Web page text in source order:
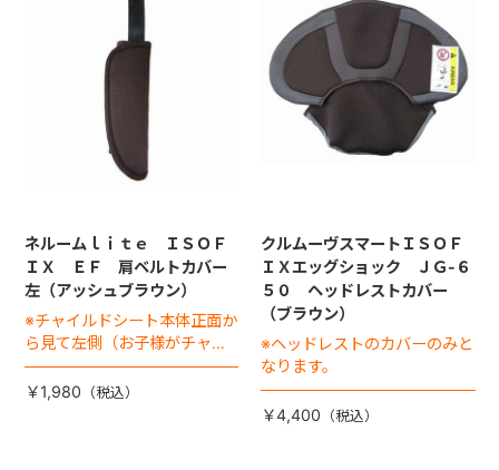
ネルームｌｉｔｅ ＩＳＯＦ
ＩＸ ＥＦ 肩ベルトカバー
左（アッシュブラウン）
※チャイルドシート本体正面か
ら見て左側（お子様がチャイ
ルドシートに座った状態で右
手側となります）
￥1,980
クルムーヴスマートＩＳＯＦ
ＩＸエッグショック ＪＧ-６
５０ ヘッドレストカバー
（ブラウン）
※ヘッドレストのカバーのみと
なります。
￥4,400